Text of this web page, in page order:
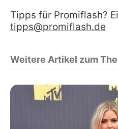
Tipps für Promiflash?
tipps@promiflash.de
Weitere Artikel zum